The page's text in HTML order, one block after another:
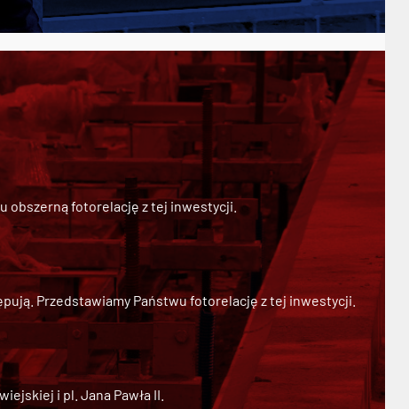
obszerną fotorelację z tej inwestycji.
Przedstawiamy Państwu fotorelację z tej inwestycji.
i pl. Jana Pawła II.